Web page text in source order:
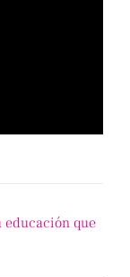
educación que